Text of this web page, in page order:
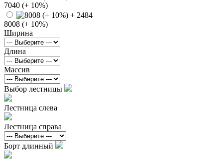
7040 (+ 10%)
8008 (+ 10%)
Ширина
Длина
Массив
Выбор лестницы
Лестница слева
Лестница справа
Борт длинный